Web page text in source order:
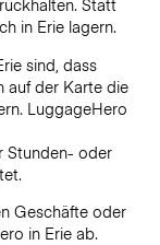
Statt
in Erie lagern.
sind, dass
auf der Karte die
LuggageHero
Stunden- oder
Geschäfte oder
in Erie ab.